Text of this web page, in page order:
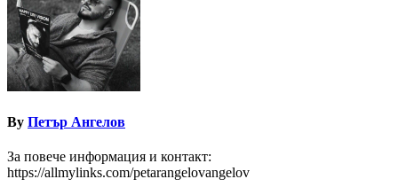
By Петър Ангелов
За повече информация и контакт:
https://allmylinks.com/petarangelovangelov